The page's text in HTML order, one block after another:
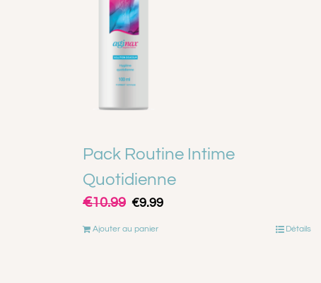
Pack Routine Intime
Quotidienne
€10.99 Le
initial
€9.99Le
Ajouter au panier Détails